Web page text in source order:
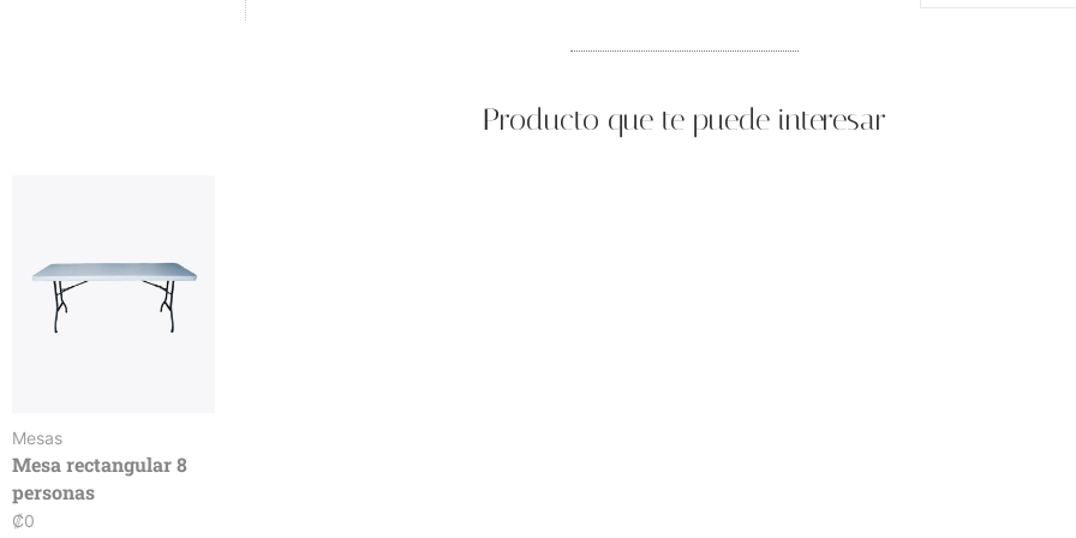
Producto que te puede interesar
Mesas
Mesa rectangular 8
personas
₡0